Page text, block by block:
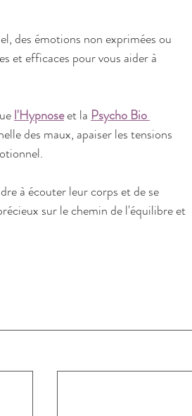
des émotions non exprimées ou
et efficaces pour vous aider à
l'Hypnose et la Psycho Bio
des maux, apaiser les tensions
à écouter leur corps et de se
sur le chemin de l'équilibre et